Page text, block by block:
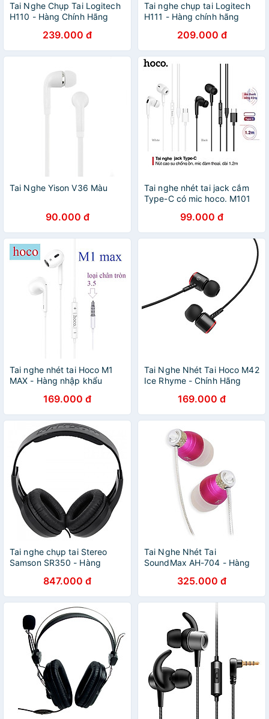
Tai Nghe Chụp Tai Logitech
H110 - Hàng Chính Hãng
239.000 đ
Tai nghe chụp tai Logitech
H111 - Hàng chính hãng
209.000 đ
Tai Nghe Yison V36 Màu
90.000 đ
Tai nghe nhét tai jack cắm
Type-C có mic hoco. M101
máy Android chân Type C
và cho Iphone 15 Ipad Chân
Type C - Hàng chính hãng
99.000 đ
Tai nghe nhét tai Hoco M1
MAX - Hàng nhập khẩu
169.000 đ
Tai Nghe Nhét Tai Hoco M42
Ice Rhyme - Chính Hãng
169.000 đ
Tai nghe chụp tai Stereo
Samson SR350 - Hàng
847.000 đ
Tai Nghe Nhét Tai
SoundMax AH-704 - Hàng
325.000 đ